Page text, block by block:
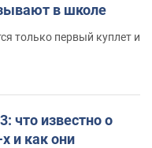
в школе
только первый куплет и
что известно о
и как они